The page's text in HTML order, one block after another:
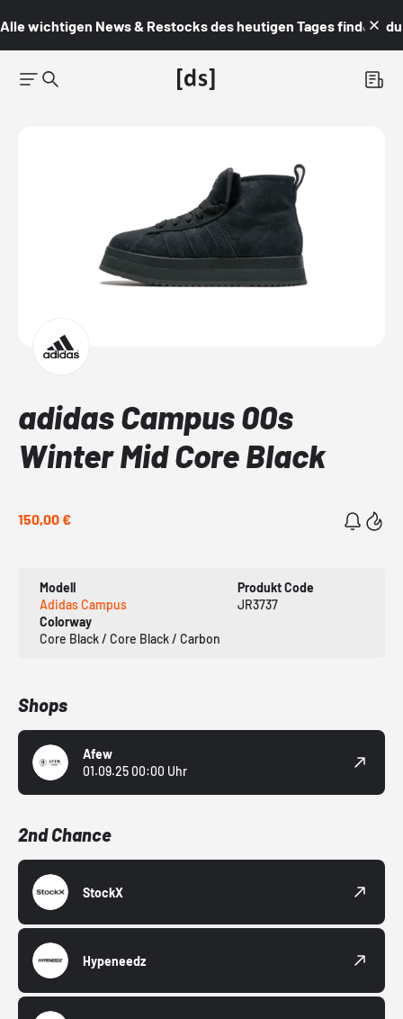
Alle wichtigen News & Restocks des heutigen Tages findest du
adidas Campus 00s
Winter Mid Core Black
150,00 €
Modell
Adidas Campus
Produkt Code
JR3737
Colorway
Core Black / Core Black / Carbon
Shops
Afew
01.09.25 00:00 Uhr
2nd Chance
StockX
Hypeneedz